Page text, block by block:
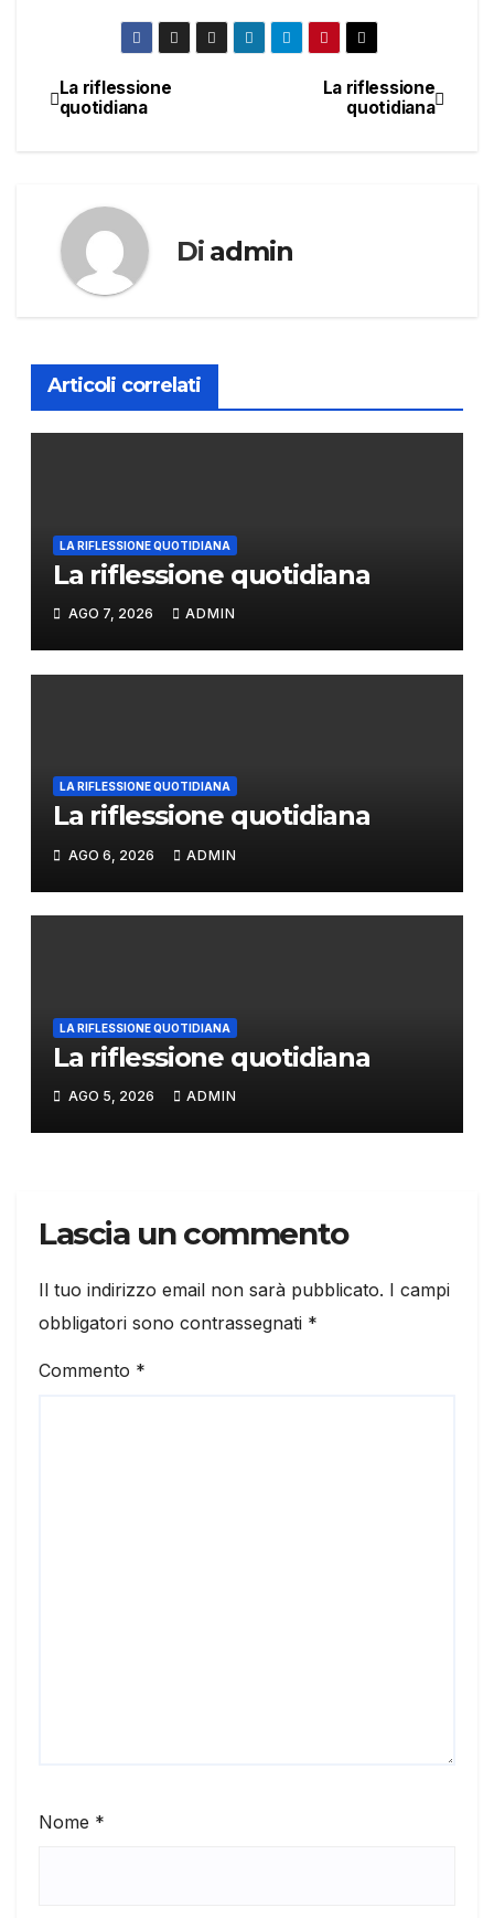
Navigazione
La riflessione
quotidiana
La riflessione
quotidiana
Di admin
Articoli correlati
LA RIFLESSIONE QUOTIDIANA
La riflessione quotidiana
AGO 7, 2026 ADMIN
LA RIFLESSIONE QUOTIDIANA
La riflessione quotidiana
AGO 6, 2026 ADMIN
LA RIFLESSIONE QUOTIDIANA
La riflessione quotidiana
AGO 5, 2026 ADMIN
Lascia un commento
Il tuo indirizzo email non sarà pubblicato. I campi
obbligatori sono contrassegnati *
Commento *
Nome *